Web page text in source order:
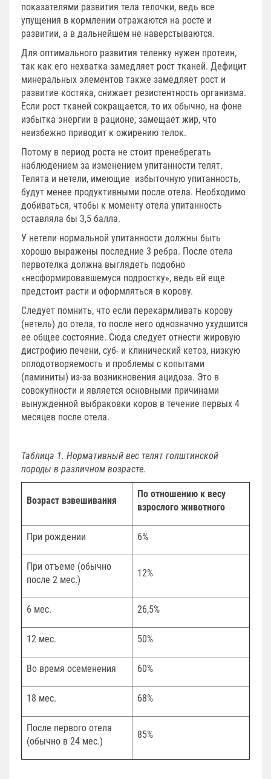
показателями развития тела телочки, ведь все
упущения в кормлении отражаются на росте и
развитии, а в дальнейшем не наверстываются.
Для оптимального развития теленку нужен протеин,
так как его нехватка замедляет рост тканей. Дефицит
минеральных элементов также замедляет рост и
развитие костяка, снижает резистентность организма.
Если рост тканей сокращается, то их обычно, на фоне
избытка энергии в рационе, замещает жир, что
неизбежно приводит к ожирению телок.
Потому в период роста не стоит пренебрегать
наблюдением за изменением упитанности телят.
Телята и нетели, имеющие избыточную упитанность,
будут менее продуктивными после отела. Необходимо
добиваться, чтобы к моменту отела упитанность
оставляла бы 3,5 балла.
У нетели нормальной упитанности должны быть
хорошо выражены последние 3 ребра. После отела
первотелка должна выглядеть подобно
«несформировавшемуся подростку», ведь ей еще
предстоит расти и оформляться в корову.
Следует помнить, что если перекармливать корову
(нетель) до отела, то после него однозначно ухудшится
ее общее состояние. Сюда следует отнести жировую
дистрофию печени, суб- и клинический кетоз, низкую
оплодотворяемость и проблемы с копытами
(ламиниты) из-за возникновения ацидоза. Это в
совокупности и является основными причинами
вынужденной выбраковки коров в течение первых 4
месяцев после отела.
Таблица 1. Нормативный вес телят голштинской
породы в различном возрасте.
Возраст взвешивания
По отношению к весу
взрослого животного
При рождении 6%
При отъеме (обычно
после 2 мес.)
12%
6 мес. 26,5%
12 мес. 50%
Во время осеменения 60%
18 мес. 68%
После первого отела
(обычно в 24 мес.)
85%